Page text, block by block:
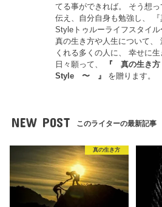
てる事ができれば。 そう想っ
伝え、自分自身も勉強し、
Styleトゥルーライフスタ
真の生き方や人生について、
くれる多くの人に、 幸せに
日々願って、
『真の生き
Style 〜 』 を贈ります。
NEW POST このライターの最新記事
真の生き方